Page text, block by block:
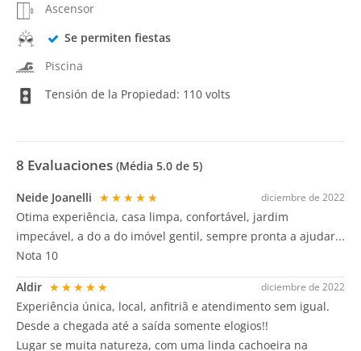
Ascensor
Se permiten fiestas
Piscina
Tensión de la Propiedad: 110 volts
8 Evaluaciones (Média 5.0 de 5)
diciembre de 2022
Neide Joanelli ★★★★★
Otima experiência, casa limpa, confortável, jardim
impecável, a do a do imóvel gentil, sempre pronta a ajudar...
Nota 10
diciembre de 2022
Aldir ★★★★★
Experiência única, local, anfitriã e atendimento sem igual.
Desde a chegada até a saída somente elogios!!
Lugar se muita natureza, com uma linda cachoeira na